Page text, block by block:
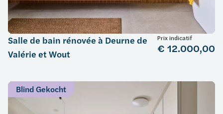
Salle de bain rénovée à Deurne de
Valérie et Wout
Prix indicatif
€ 12.000,00
Blind Gekocht